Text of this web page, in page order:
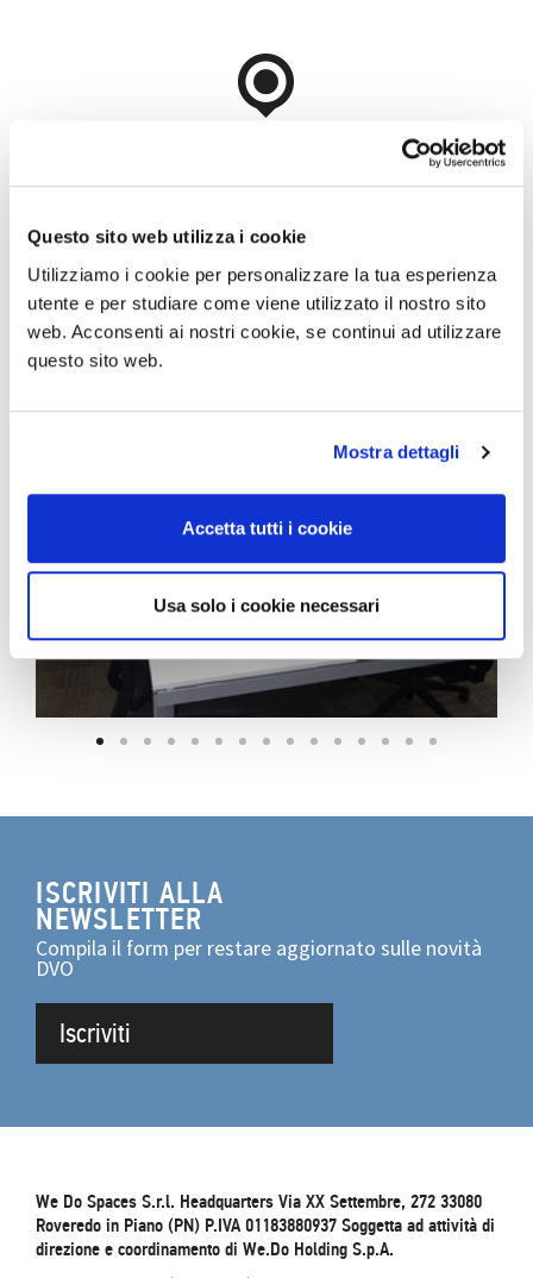
Questo sito web utilizza i cookie
Utilizziamo i cookie per personalizzare la tua esperienza
utente e per studiare come viene utilizzato il nostro sito
web. Acconsenti ai nostri cookie, se continui ad utilizzare
questo sito web.
Mostra dettagli
Accetta tutti i cookie
Usa solo i cookie necessari
ISCRIVITI ALLA
NEWSLETTER
Compila il form per restare aggiornato sulle novità
DVO
Iscriviti
We Do Spaces S.r.l. Headquarters Via XX Settembre, 272 33080
Roveredo in Piano (PN) P.IVA 01183880937 Soggetta ad attività di
direzione e coordinamento di We.Do Holding S.p.A.